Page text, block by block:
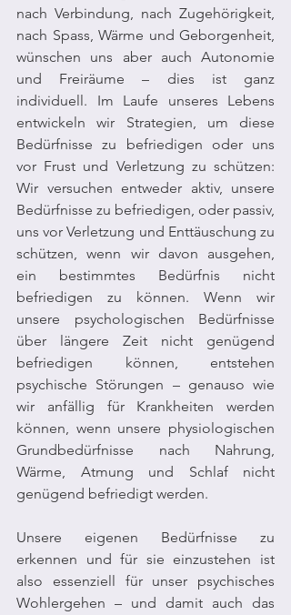
nach Verbindung, nach Zugehörigkeit,
nach Spass, Wärme und Geborgenheit,
wünschen uns aber auch Autonomie
und Freiräume – dies ist ganz
individuell. Im Laufe unseres Lebens
entwickeln wir Strategien, um diese
Bedürfnisse zu befriedigen oder uns
vor Frust und Verletzung zu schützen:
Wir versuchen entweder aktiv, unsere
Bedürfnisse zu befriedigen, oder passiv,
uns vor Verletzung und Enttäuschung zu
schützen, wenn wir davon ausgehen,
ein bestimmtes Bedürfnis nicht
befriedigen zu können. Wenn wir
unsere psychologischen Bedürfnisse
über längere Zeit nicht genügend
befriedigen können, entstehen
psychische Störungen – genauso wie
wir anfällig für Krankheiten werden
können, wenn unsere physiologischen
Grundbedürfnisse nach Nahrung,
Wärme, Atmung und Schlaf nicht
genügend befriedigt werden.
Unsere eigenen Bedürfnisse zu
erkennen und für sie einzustehen ist
also essenziell für unser psychisches
Wohlergehen – und damit auch das